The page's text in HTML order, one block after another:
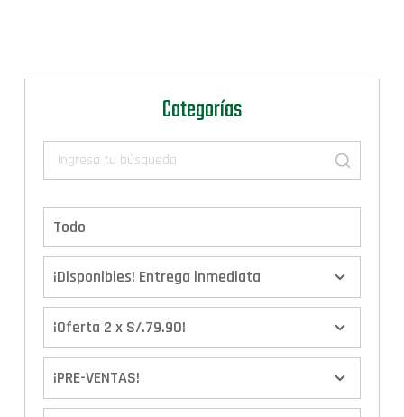
Categorías
Todo
¡Disponibles! Entrega inmediata
¡Oferta 2 x S/.79.90!
¡PRE-VENTAS!